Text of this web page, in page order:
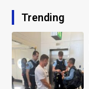
Trending